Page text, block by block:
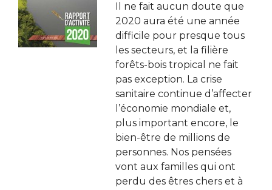
Il ne fait aucun doute que
2020 aura été une année
difficile pour presque tous
les secteurs, et la filière
forêts-bois tropical ne fait
pas exception. La crise
sanitaire continue d’affecter
l’économie mondiale et,
plus important encore, le
bien-être de millions de
personnes. Nos pensées
vont aux familles qui ont
perdu des êtres chers et à